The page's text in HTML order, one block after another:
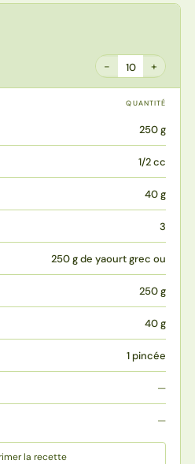
− 10 +
QUANTITÉ
250 g
1/2 cc
40 g
3
250 g de yaourt grec ou
250 g
40 g
1 pincée
—
—
la recette